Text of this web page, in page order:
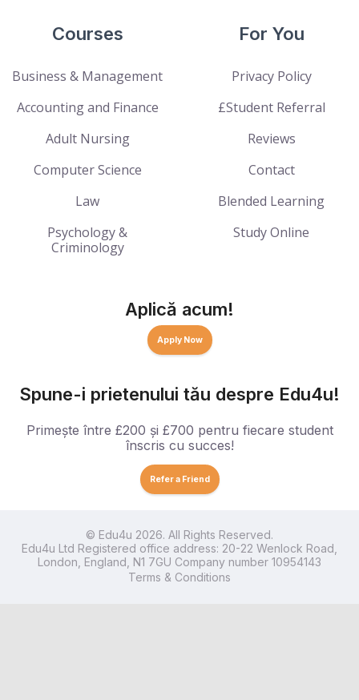
Courses
Business & Management
Accounting and Finance
Adult Nursing
Computer Science
Law
Psychology &
Criminology
For You
Privacy Policy
£Student Referral
Reviews
Contact
Blended Learning
Study Online
Aplică acum!
Apply Now
Spune-i prietenului tău despre Edu4u!
Primește între £200 și £700 pentru fiecare student
înscris cu succes!
Refer a Friend
© Edu4u 2026. All Rights Reserved.
Edu4u Ltd Registered office address: 20-22 Wenlock Road,
London, England, N1 7GU Company number 10954143
Terms & Conditions